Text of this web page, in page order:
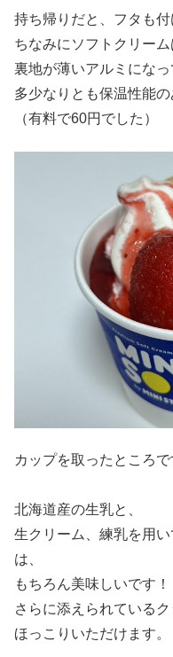
持ち帰りだと、フタも付
ちなみにソフトクリー
裏地が薄いアルミになっ
多少なりとも保温性能の
（有料で60円でした）
カップを取ったところで
北海道産の生乳と、
生クリーム、練乳を用
は、
もちろん美味しいです！
さらに添えられているク
ほっこりいただけます。